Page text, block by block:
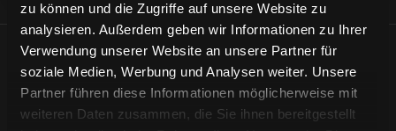
zu können und die Zugriffe auf unsere Website zu
analysieren. Außerdem geben wir Informationen zu Ihrer
Verwendung unserer Website an unsere Partner für
soziale Medien, Werbung und Analysen weiter. Unsere
Partner führen diese Informationen möglicherweise mit
weiteren Daten zusammen, die Sie ihnen bereitgestellt
ÄHNLICHE NEWS